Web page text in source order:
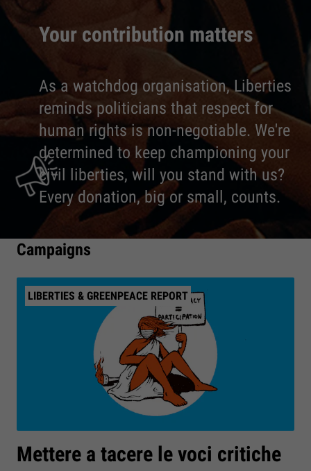
Your contribution matters
As a watchdog organisation, Liberties
reminds politicians that respect for
human rights is non-negotiable. We're
determined to keep championing your
civil liberties, will you stand with us?
Every donation, big or small, counts.
Campaigns
LIBERTIES & GREENPEACE REPORT
Mettere a tacere le voci critiche